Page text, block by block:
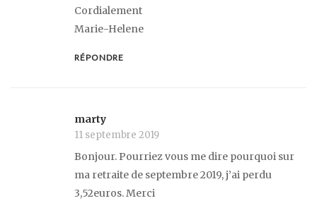
Cordialement
Marie-Helene
RÉPONDRE
marty
11 septembre 2019
Bonjour. Pourriez vous me dire pourquoi sur
ma retraite de septembre 2019, j’ai perdu
3,52euros. Merci